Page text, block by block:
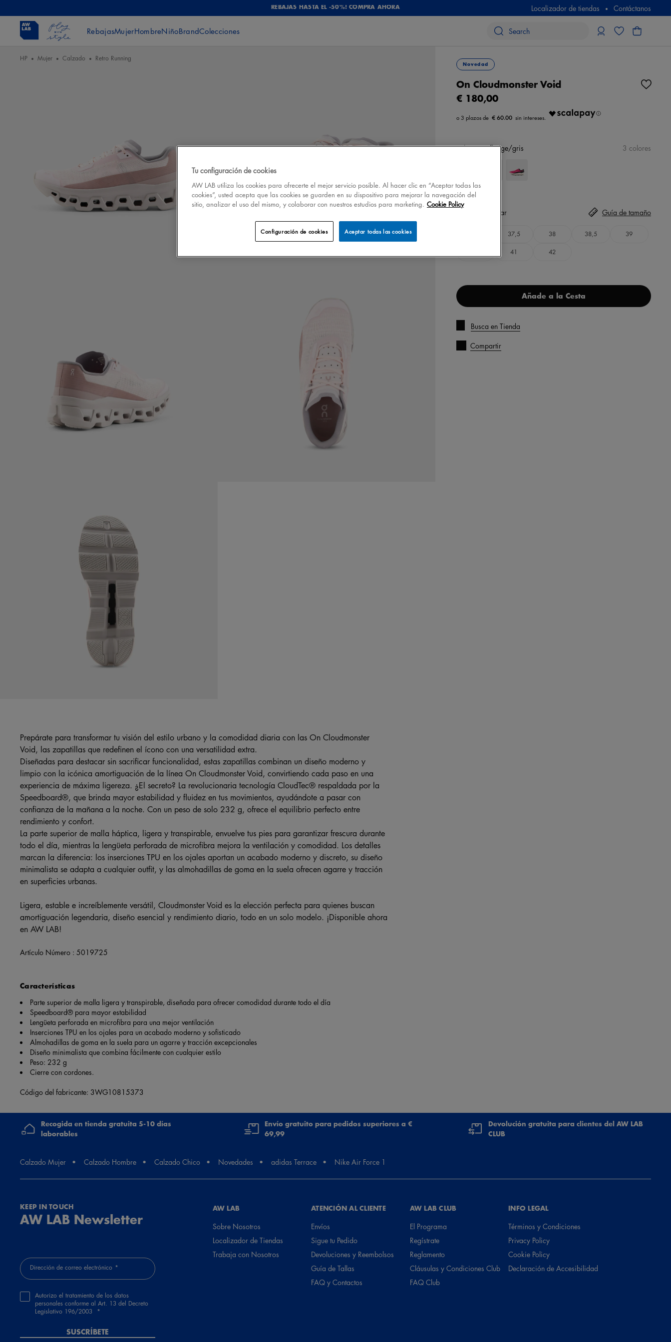
REBAJAS HASTA EL -50%! COMPRA AHORA Localizador de tiendas Contáctanos
RebajasMujerHombreNiñoBrandColecciones
HP Mujer Calzado Retro Running
Prepárate para transformar tu visión del estilo urbano y la comodidad diaria con las On Cloudmonster
Void, las zapatillas que redefinen el ícono con una versatilidad extra.
Diseñadas para destacar sin sacrificar funcionalidad, estas zapatillas combinan un diseño moderno y
limpio con la icónica amortiguación de la línea On Cloudmonster Void, convirtiendo cada paso en una
experiencia de máxima ligereza. ¿El secreto? La revolucionaria tecnología CloudTec® respaldada por la
Speedboard®, que brinda mayor estabilidad y fluidez en tus movimientos, ayudándote a pasar con
confianza de la mañana a la noche. Con un peso de solo 232 g, ofrece el equilibrio perfecto entre
rendimiento y confort.
La parte superior de malla háptica, ligera y transpirable, envuelve tus pies para garantizar frescura durante
todo el día, mientras la lengüeta perforada de microfibra mejora la ventilación y comodidad. Los detalles
marcan la diferencia: los inserciones TPU en los ojales aportan un acabado moderno y discreto, su diseño
minimalista se adapta a cualquier outfit, y las almohadillas de goma en la suela ofrecen agarre y tracción
en superficies urbanas.
Ligera, estable e increíblemente versátil, Cloudmonster Void es la elección perfecta para quienes buscan
amortiguación legendaria, diseño esencial y rendimiento diario, todo en un solo modelo. ¡Disponible ahora
en AW LAB!
Artículo Número : 5019725
Características
Parte superior de malla ligera y transpirable, diseñada para ofrecer comodidad durante todo el día
Speedboard® para mayor estabilidad
Lengüeta perforada en microfibra para una mejor ventilación
Inserciones TPU en los ojales para un acabado moderno y sofisticado
Almohadillas de goma en la suela para un agarre y tracción excepcionales
Diseño minimalista que combina fácilmente con cualquier estilo
Peso: 232 g
Cierre con cordones.
Código del fabricante: 3WG10815373
Novedad
On Cloudmonster Void
€ 180,00
€ 60.00
colorrosa/beige/gris 3 colores
seleccionar
37,5 38 38,5 39
41 42
Guía de tamaño
Añade a la Cesta
Busca en Tienda
Compartir
Recogida en tienda gratuita 5-10 días
laborables
Envío gratuito para pedidos superiores a €
69,99
Devolución gratuita para clientes del AW LAB
CLUB
Calzado Mujer Calzado Hombre Calzado Chico Novedades adidas Terrace Nike Air Force 1
KEEP IN TOUCH
AW LAB Newsletter
Dirección de correo electrónico
Autorizo el tratamiento de los datos
personales conforme al Art. 13 del Decreto
Legislativo 196/2003
SUSCRÍBETE
AW LAB
Sobre Nosotros
Localizador de Tiendas
Trabaja con Nosotros
ATENCIÓN AL CLIENTE
Envíos
Sigue tu Pedido
Devoluciones y Reembolsos
Guía de Tallas
FAQ y Contactos
AW LAB CLUB
El Programa
Regístrate
Reglamento
Cláusulas y Condiciones Club
FAQ Club
INFO LEGAL
Términos y Condiciones
Privacy Policy
Cookie Policy
Declaración de Accesibilidad
Tu configuración de cookies
AW LAB utiliza los cookies para ofrecerte el mejor servicio posible. Al hacer clic en “Aceptar todas las
cookies”, usted acepta que las cookies se guarden en su dispositivo para mejorar la navegación del
sitio, analizar el uso del mismo, y colaborar con nuestros estudios para marketing. Cookie Policy
Aceptar todas las cookies
Configuración de cookies